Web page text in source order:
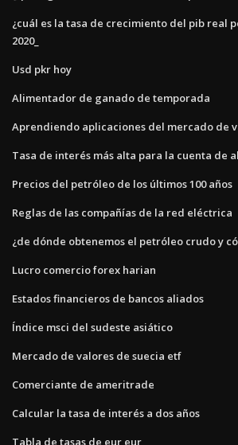
¿cuál es la tasa de crecimiento del pib real
2020_
Usd pkr hoy
Alimentador de ganado de temporada
Aprendiendo aplicaciones del mercado de
Tasa de interés más alta para la cuenta de
Precios del petróleo de los últimos 100 años
Reglas de las compañías de la red eléctrica
¿de dónde obtenemos el petróleo crudo y
Lucro comercio forex harian
Estados financieros de bancos aliados
Índice msci del sudeste asiático
Mercado de valores de suecia etf
Comerciante de ameritrade
Calcular la tasa de interés a dos años
Tabla de tasas de eur eur